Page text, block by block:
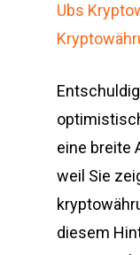
Ubs
eine breite
weil Sie
diesem